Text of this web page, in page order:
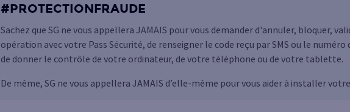
#PROTECTIONFRAUDE
Sachez que SG ne vous appellera JAMAIS pour vous demander d'annuler, bloquer,
opération avec votre Pass Sécurité, de renseigner le code reçu par SMS ou le
de donner le contrôle de votre ordinateur, de votre téléphone ou de votre tablette.
De même, SG ne vous appellera JAMAIS d’elle-même pour vous aider à installer